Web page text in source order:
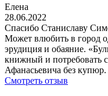
Елена
28.06.2022
Спасибо Станиславу
Может влюбить в город
эрудиция и обаяние.
книжный и потребовать
Афанасьевича без купюр.
Смотреть отзыв